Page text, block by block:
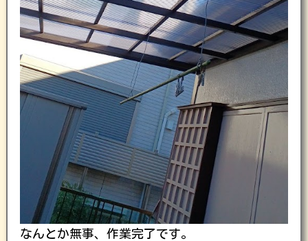
なんとか無事、作業完了です。